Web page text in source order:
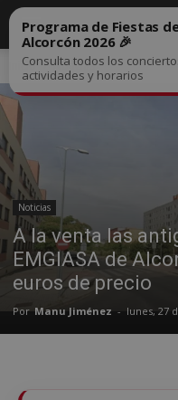
Inicio Noticias
Noticias
A la venta las
EMGIASA de
euros de precio
Por Manu Jiménez - lunes, 27
Programa de Fiestas
Alcorcón 2026 🎉
Consulta todos los
actividades y horarios